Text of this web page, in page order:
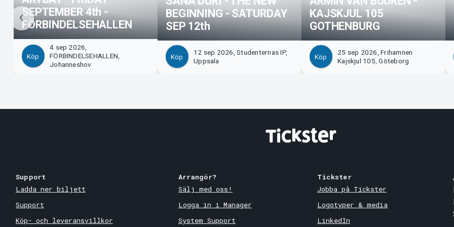
SEPTEMBER 4th -
FÖRBINDELSEHALLEN
Köp
4 sep 2026,
FÖRBINDELSEHALLEN,
Johanneshov
BEGINNING - SATURDAY
SEP 12th
Köp
12 sep 2026, Studenternas IP,
Uppsala
KAJSKJUL 105
GOTHENBURG
Köp
25 sep 2026, Frihamnen
Kajskjul 105, Göteborg
Support
Ladda ner biljett
Support
Köp- och leveransvillkor
Arrangör?
Sälj med oss!
Logga in i Manager
System Support
Tickster
Jobba på Tickster
Logotyper & media
LinkedIn